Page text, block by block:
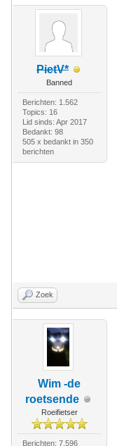
PietV*
Banned
Berichten: 1.562
Topics: 16
Lid sinds: Apr 2017
Bedankt: 98
505 x bedankt in 350
berichten
Zoek
Wim -de
roetsende
Roeifietser
Berichten: 7.596